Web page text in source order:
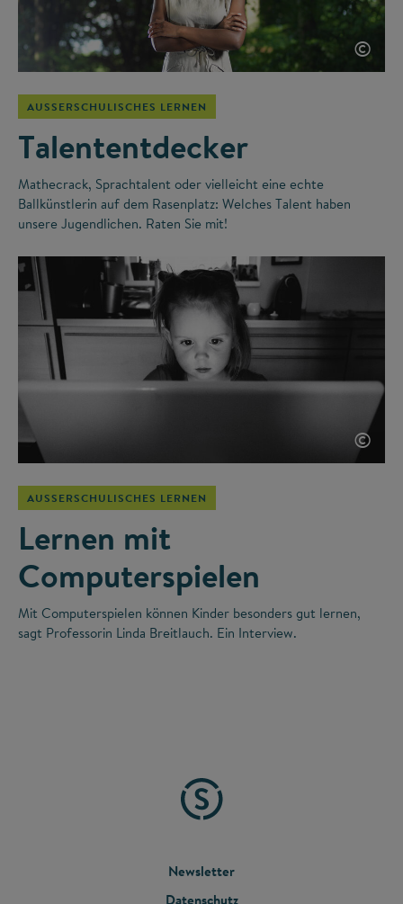
©
AUSSERSCHULISCHES LERNEN
Talententdecker
Mathecrack, Sprachtalent oder vielleicht eine echte
Ballkünstlerin auf dem Rasenplatz: Welches Talent haben
unsere Jugendlichen. Raten Sie mit!
©
AUSSERSCHULISCHES LERNEN
Lernen mit
Computerspielen
Mit Computerspielen können Kinder besonders gut lernen,
sagt Professorin Linda Breitlauch. Ein Interview.
FOOTER
Newsletter
Datenschutz